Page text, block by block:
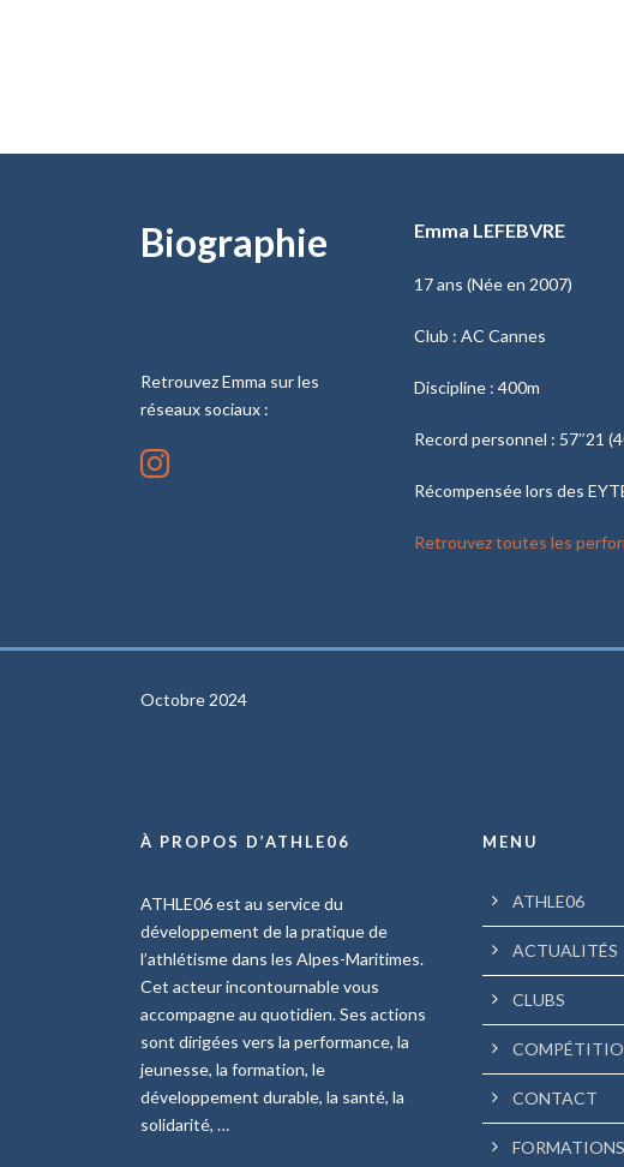
Biographie
Retrouvez Emma sur les
réseaux sociaux :
Emma LEFEBVRE
17 ans (Née en 2007)
Club : AC Cannes
Discipline : 400m
Record personnel : 57″21
Récompensée lors des
Retrouvez toutes les
Octobre 2024
À PROPOS D’ATHLE06
ATHLE06 est au service du
développement de la pratique de
l’athlétisme dans les Alpes-Maritimes.
Cet acteur incontournable vous
accompagne au quotidien. Ses actions
sont dirigées vers la performance, la
jeunesse, la formation, le
développement durable, la santé, la
solidarité, …
MENU
ATHLE06
ACTUALITÉS
CLUBS
CONTACT
FORMATIONS